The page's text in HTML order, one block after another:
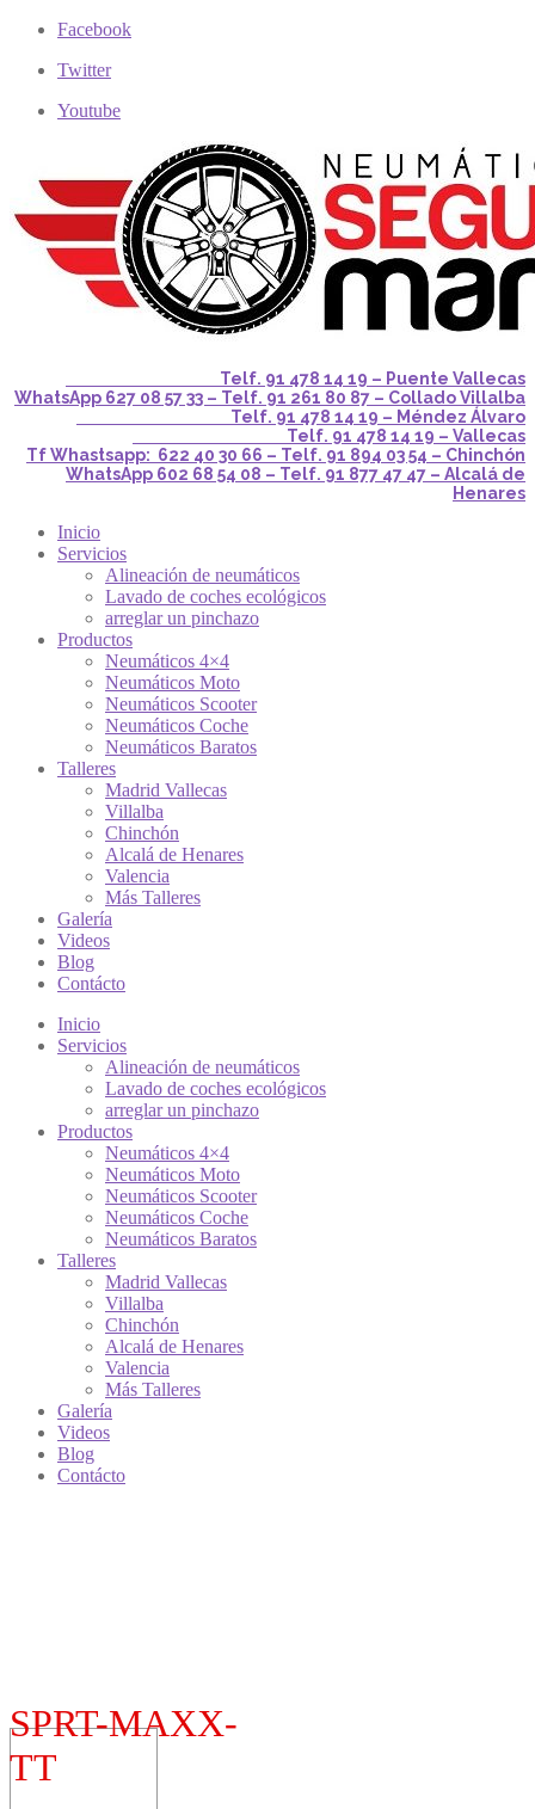
Facebook
Twitter
Youtube
Telf. 91 478 14 19 – Puente Vallecas
WhatsApp 627 08 57 33 – Telf. 91 261 80 87 – Collado Villalba
Telf. 91 478 14 19 – Méndez Álvaro
Telf. 91 478 14 19 – Vallecas
Tf Whastsapp: 622 40 30 66 – Telf. 91 894 03 54 – Chinchón
WhatsApp 602 68 54 08 – Telf. 91 877 47 47 – Alcalá de
Henares
Inicio
Servicios
Alineación de neumáticos
Lavado de coches ecológicos
arreglar un pinchazo
Productos
Neumáticos 4×4
Neumáticos Moto
Neumáticos Scooter
Neumáticos Coche
Neumáticos Baratos
Talleres
Madrid Vallecas
Villalba
Chinchón
Alcalá de Henares
Valencia
Más Talleres
Galería
Videos
Blog
Contácto
Inicio
Servicios
Alineación de neumáticos
Lavado de coches ecológicos
arreglar un pinchazo
Productos
Neumáticos 4×4
Neumáticos Moto
Neumáticos Scooter
Neumáticos Coche
Neumáticos Baratos
Talleres
Madrid Vallecas
Villalba
Chinchón
Alcalá de Henares
Valencia
Más Talleres
Galería
Videos
Blog
Contácto
SPRT-MAXX-
TT